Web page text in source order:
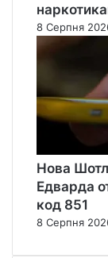
8 Серпня
Нова
Едварда
код 851
8 Серпня